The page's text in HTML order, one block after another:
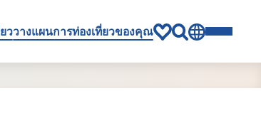
ววางแผนการท่องเที่ยวของคุณ